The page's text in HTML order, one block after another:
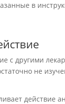
в
с другими
не
действие